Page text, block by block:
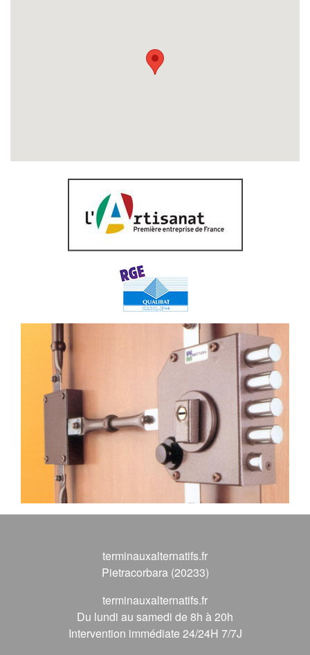
terminauxalternatifs.fr
Pietracorbara (20233)
terminauxalternatifs.fr
Du lundi au samedi de 8h à 20h
Intervention immédiate 24/24H 7/7J